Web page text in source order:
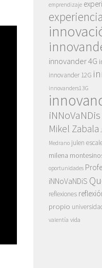
emprendizaje
innovander 4G
innovander 12G
innovanders13G
Mikel Zabala
Medrano julen
milena
oportunidades
iNNoVaNDiS
reflexiones
propio
valentía vida